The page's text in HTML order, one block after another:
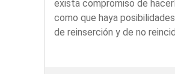
exista compromiso de
como que haya
de reinserción y de no